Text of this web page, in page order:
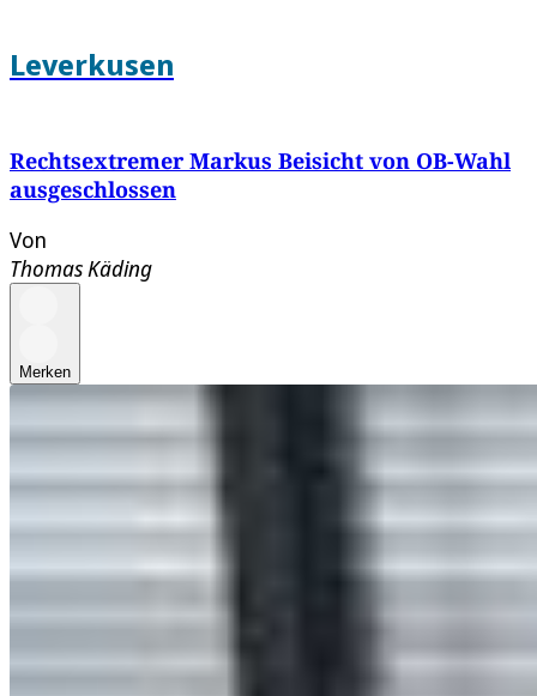
Leverkusen
Rechtsextremer Markus Beisicht von OB-Wahl
ausgeschlossen
Von
Thomas Käding
Merken